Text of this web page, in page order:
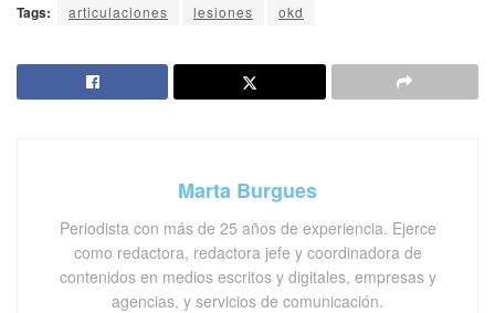
Tags: articulaciones lesiones okd
Marta Burgues
Periodista con más de 25 años de experiencia. Ejerce
como redactora, redactora jefe y coordinadora de
contenidos en medios escritos y digitales, empresas y
agencias, y servicios de comunicación.